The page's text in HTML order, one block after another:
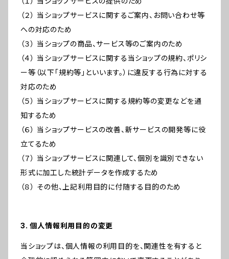
（２） 当ショップサービスに関するご案内、お問い合わせ等
への対応のため
（３） 当ショップの商品、サービス等のご案内のため
（４） 当ショップサービスに関する当ショップの規約、ポリシ
ー等（以下「規約等」といいます。）に違反する行為に対する
対応のため
（５） 当ショップサービスに関する規約等の変更などを通
知するため
（６） 当ショップサービスの改善、新サービスの開発等に役
立てるため
（７） 当ショップサービスに関連して、個別を識別できない
形式に加工した統計データを作成するため
（８） その他、上記利用目的に付随する目的のため
3. 個人情報利用目的の変更
当ショップは、個人情報の利用目的を、関連性を有すると